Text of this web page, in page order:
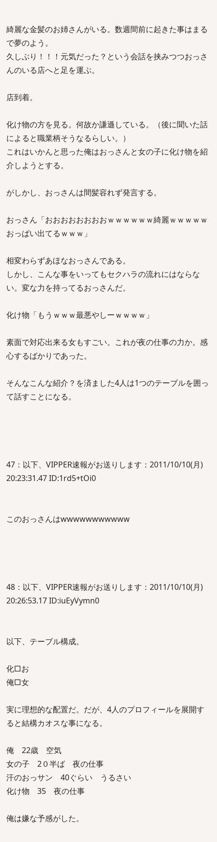
綺麗な金髪のお姉さんがいる。数週間前に起きた事はまる
で夢のよう。
久しぶり！！！元気だった？という会話を挟みつつおっさ
んのいる店へと足を運ぶ。
店到着。
化け物の方を見る。何故か謙遜している。（後に聞いた話
によると職業柄そうなるらしい。）
これはいかんと思った俺はおっさんと女の子に化け物を紹
介しようとする。
がしかし、おっさんは間髪容れず発言する。
おっさん「おおおおおおおおｗｗｗｗｗｗ綺麗ｗｗｗｗｗ
おっぱい出てるｗｗｗ」
相変わらずあほなおっさんである。
しかし、こんな事をいってもセクハラの流れにはならな
い。変な力を持ってるおっさんだ。
化け物「もうｗｗｗ最悪やしーｗｗｗｗ」
素面で対応出来る女もすごい。これが夜の仕事の力か。感
心するばかりであった。
そんなこんな紹介？を済ました4人は1つのテーブルを囲っ
て話すことになる。
47：以下、VIPPER速報がお送りします：2011/10/10(月)
20:23:31.47 ID:1rd5+tOi0
このおっさんはwwwwwwwwwww
48：以下、VIPPER速報がお送りします：2011/10/10(月)
20:26:53.17 ID:iuEyVymn0
以下、テーブル構成。
化□お
俺□女
実に理想的な配置だ。だが、4人のプロフィールを展開す
ると結構カオスな事になる。
俺 22歳 空気
女の子 2０半ば 夜の仕事
汗のおっサン 40ぐらい うるさい
化け物 35 夜の仕事
俺は嫌な予感がした。